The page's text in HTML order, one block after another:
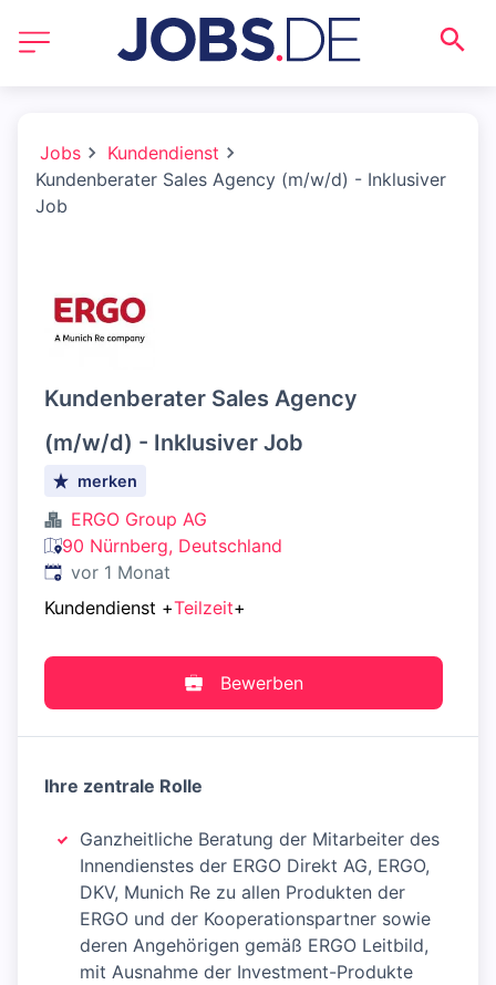
Jobs
Kundendienst
Kundenberater Sales Agency (m/w/d) - Inklusiver
Job
Kundenberater Sales Agency
(m/w/d) - Inklusiver Job
merken
ERGO Group AG
90 Nürnberg, Deutschland
Veröffentlicht:
vor 1 Monat
Kundendienst +Teilzeit+
Bewerben
Ihre zentrale Rolle
Ganzheitliche Beratung der Mitarbeiter des
Innendienstes der ERGO Direkt AG, ERGO,
DKV, Munich Re zu allen Produkten der
ERGO und der Kooperationspartner sowie
deren Angehörigen gemäß ERGO Leitbild,
mit Ausnahme der Investment-Produkte